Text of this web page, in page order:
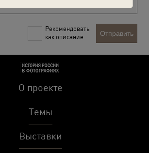
Рекомендовать
как описание
Отправить
О проекте
Темы
Выставки